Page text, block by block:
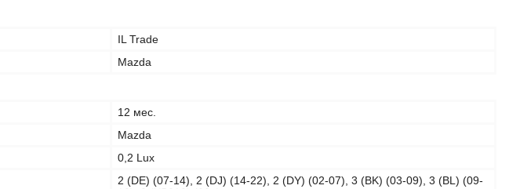
IL Trade
Mazda
12 мес.
Mazda
0,2 Lux
2 (DE) (07-14), 2 (DJ) (14-22), 2 (DY) (02-07), 3 (BK) (03-09), 3 (BL) (09-